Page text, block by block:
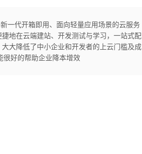
一代开箱即用、面向轻量应用场景的云服务
地在云端建站、开发测试与学习，一站式配
大降低了中小企业和开发者的上云门槛及成
很好的帮助企业降本增效